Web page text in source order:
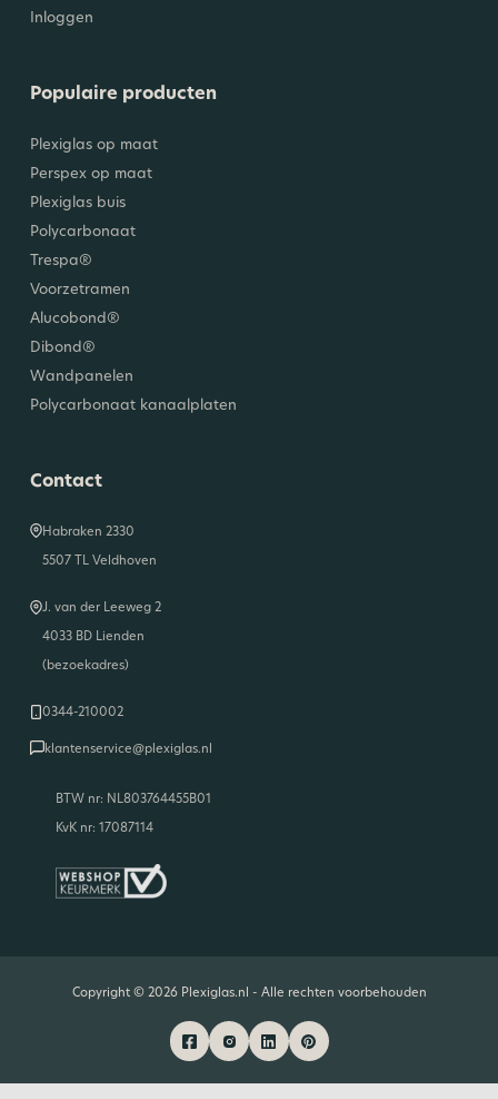
Inloggen
Populaire producten
Plexiglas op maat
Perspex op maat
Plexiglas buis
Polycarbonaat
Trespa®
Voorzetramen
Alucobond®
Dibond®
Wandpanelen
Polycarbonaat kanaalplaten
Contact
Habraken 2330
5507 TL Veldhoven
J. van der Leeweg 2
4033 BD Lienden
(bezoekadres)
0344-210002
klantenservice@plexiglas.nl
BTW nr: NL803764455B01
KvK nr: 17087114
Copyright © 2026 Plexiglas.nl - Alle rechten voorbehouden